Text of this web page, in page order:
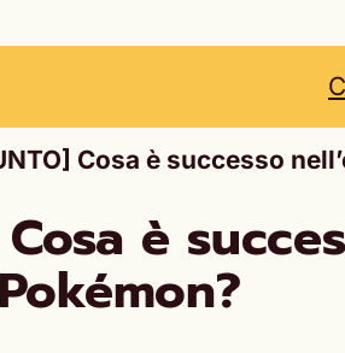
Cosa è successo
Cosa è